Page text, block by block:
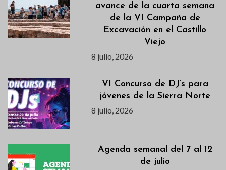
avance de la cuarta semana
de la VI Campaña de
Excavación en el Castillo
Viejo
8 julio, 2026
VI Concurso de DJ’s para
jóvenes de la Sierra Norte
8 julio, 2026
Agenda semanal del 7 al 12
de julio